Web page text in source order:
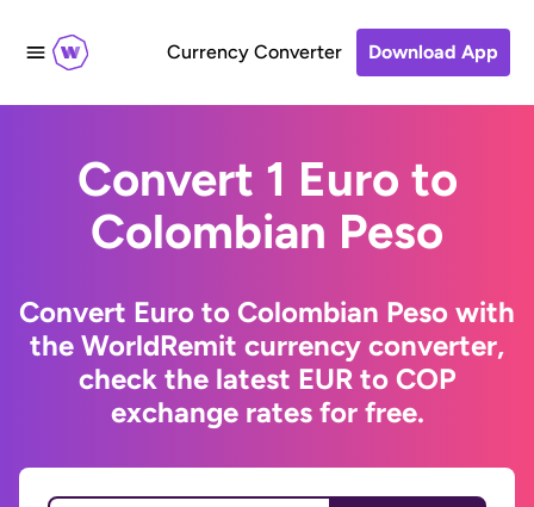
Currency Converter Download App
Convert 1 Euro to
Colombian Peso
Convert Euro to Colombian Peso with
the WorldRemit currency converter,
check the latest EUR to COP
exchange rates for free.